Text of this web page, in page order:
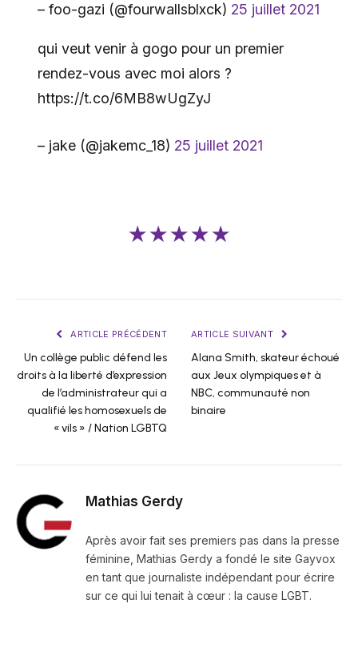
– foo-gazi (@fourwallsblxck) 25 juillet 2021
qui veut venir à gogo pour un premier
rendez-vous avec moi alors ?
https://t.co/6MB8wUgZyJ
– jake (@jakemc_18) 25 juillet 2021
★★★★★
ARTICLE PRÉCÉDENT
Un collège public défend les
droits à la liberté d’expression
de l’administrateur qui a
qualifié les homosexuels de
« vils » / Nation LGBTQ
ARTICLE SUIVANT
Alana Smith, skateur échoué
aux Jeux olympiques et à
NBC, communauté non
binaire
Mathias Gerdy
Après avoir fait ses premiers pas dans la presse
féminine, Mathias Gerdy a fondé le site Gayvox
en tant que journaliste indépendant pour écrire
sur ce qui lui tenait à cœur : la cause LGBT.